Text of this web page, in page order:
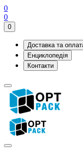
0
0
0
Доставка та
Енциклопедія
Контакти